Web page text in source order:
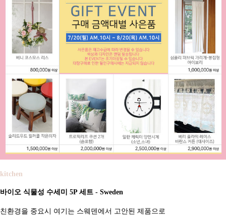
kitchen
바이오 식물성 수세미 5P 세트 - Sweden
친환경을 중요시 여기는 스웨덴에서 고안된 제품으로